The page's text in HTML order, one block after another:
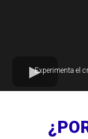
Experimenta el